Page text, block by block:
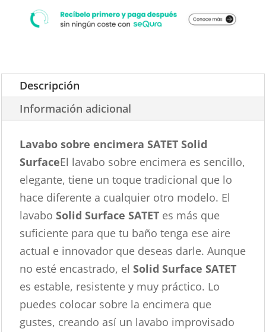
Descripción
Información adicional
Lavabo sobre encimera SATET Solid
SurfaceEl lavabo sobre encimera es sencillo,
elegante, tiene un toque tradicional que lo
hace diferente a cualquier otro modelo. El
lavaboSolid Surface SATET es más que
suficiente para que tu baño tenga ese aire
actual e innovador que deseas darle. Aunque
no esté encastrado, elSolid Surface SATET
es estable, resistente y muy práctico. Lo
puedes colocar sobre la encimera que
gustes, creando así un lavabo improvisado